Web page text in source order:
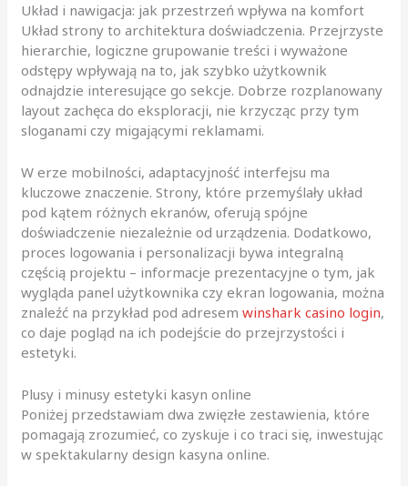
Układ i nawigacja: jak przestrzeń wpływa na komfort
Układ strony to architektura doświadczenia. Przejrzyste
hierarchie, logiczne grupowanie treści i wyważone
odstępy wpływają na to, jak szybko użytkownik
odnajdzie interesujące go sekcje. Dobrze rozplanowany
layout zachęca do eksploracji, nie krzycząc przy tym
sloganami czy migającymi reklamami.
W erze mobilności, adaptacyjność interfejsu ma
kluczowe znaczenie. Strony, które przemyślały układ
pod kątem różnych ekranów, oferują spójne
doświadczenie niezależnie od urządzenia. Dodatkowo,
proces logowania i personalizacji bywa integralną
częścią projektu – informacje prezentacyjne o tym, jak
wygląda panel użytkownika czy ekran logowania, można
znaleźć na przykład pod adresemwinshark casino login,
co daje pogląd na ich podejście do przejrzystości i
estetyki.
Plusy i minusy estetyki kasyn online
Poniżej przedstawiam dwa zwięzłe zestawienia, które
pomagają zrozumieć, co zyskuje i co traci się, inwestując
w spektakularny design kasyna online.